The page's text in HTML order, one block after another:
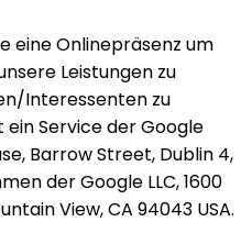
eine Onlinepräsenz um
Leistungen zu
Interessenten zu
ein Service der Google
Barrow Street, Dublin 4,
der Google LLC, 1600
View, CA 94043 USA.